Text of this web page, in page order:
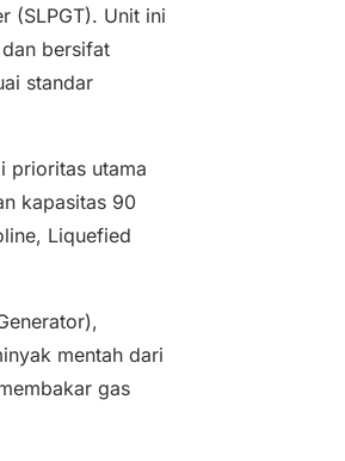
(SLPGT). Unit ini
bersifat
standar
prioritas utama
kapasitas 90
Liquefied
mentah dari
gas